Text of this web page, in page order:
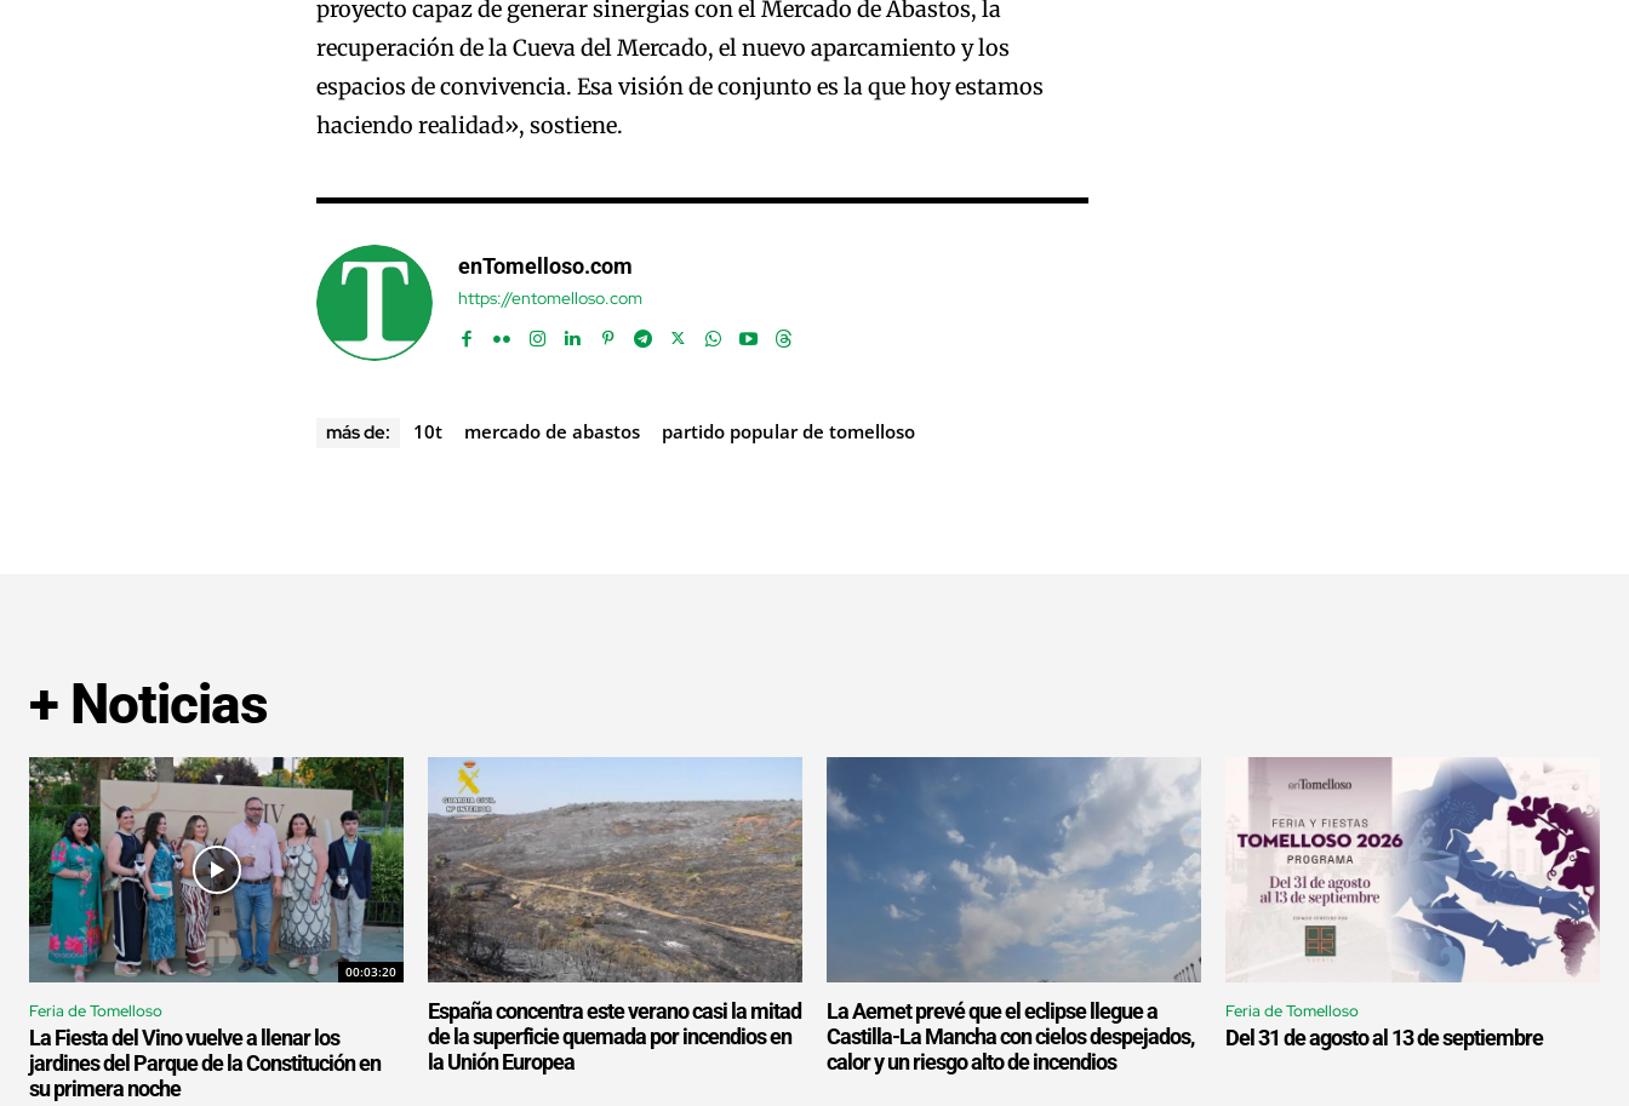
proyecto capaz de generar sinergias con el Mercado de Abastos, la
recuperación de la Cueva del Mercado, el nuevo aparcamiento y los
espacios de convivencia. Esa visión de conjunto es la que hoy estamos
haciendo realidad», sostiene.
enTomelloso.com
https://entomelloso.com
más de: 10t mercado de abastos partido popular de tomelloso
+ Noticias
00:03:20
Feria de Tomelloso
La Fiesta del Vino vuelve a llenar los
jardines del Parque de la Constitución en
su primera noche
España concentra este verano casi la mitad
de la superficie quemada por incendios en
la Unión Europea
La Aemet prevé que el eclipse llegue a
Castilla-La Mancha con cielos despejados,
calor y un riesgo alto de incendios
Feria de Tomelloso
Del 31 de agosto al 13 de septiembre